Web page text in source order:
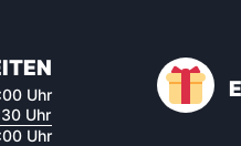
Uhr
Uhr
Uhr